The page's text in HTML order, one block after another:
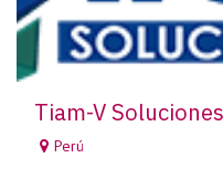
Tiam-V
Perú